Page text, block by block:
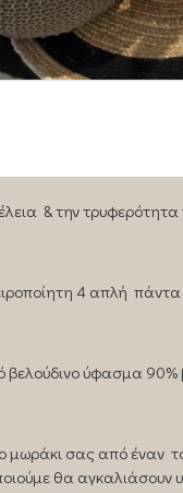
& την τρυφερότητα
4 απλή πάντα
ύφασμα 90%
μωράκι σας από έναν
θα αγκαλιάσουν